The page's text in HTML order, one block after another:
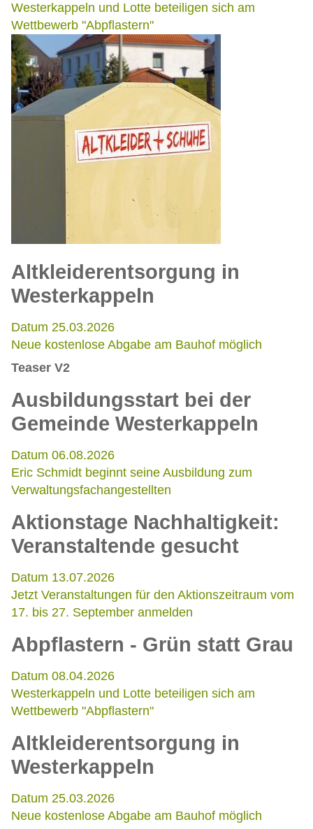
Westerkappeln und Lotte beteiligen sich am
Wettbewerb "Abpflastern"
Altkleiderentsorgung in
Westerkappeln
Datum 25.03.2026
Neue kostenlose Abgabe am Bauhof möglich
Teaser V2
Ausbildungsstart bei der
Gemeinde Westerkappeln
Datum 06.08.2026
Eric Schmidt beginnt seine Ausbildung zum
Verwaltungsfachangestellten
Aktionstage Nachhaltigkeit:
Veranstaltende gesucht
Datum 13.07.2026
Jetzt Veranstaltungen für den Aktionszeitraum vom
17. bis 27. September anmelden
Abpflastern - Grün statt Grau
Datum 08.04.2026
Westerkappeln und Lotte beteiligen sich am
Wettbewerb "Abpflastern"
Altkleiderentsorgung in
Westerkappeln
Datum 25.03.2026
Neue kostenlose Abgabe am Bauhof möglich